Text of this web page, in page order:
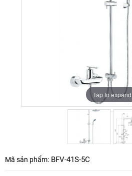
Tap to expand
Tap to expand
Mã sản phẩm: BFV-41S-5C